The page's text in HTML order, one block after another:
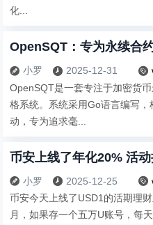
化...
 小罗  2025-12-31 
OpenSQT是一套专注于加密货
格系统。系统采用Go语言编写
动，专为追求毫...
币安上线了年化20% 活动
 小罗  2025-12-25 
币安今天上线了USD1的活期理
月，如果存一个五万U账号，每